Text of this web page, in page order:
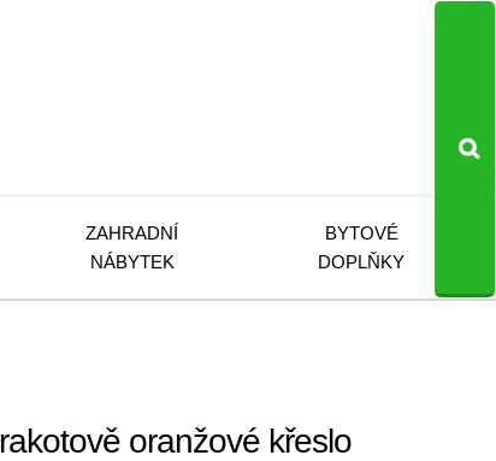
ZAHRADNÍ
NÁBYTEK
BYTOVÉ
DOPLŇKY
oranžové křeslo